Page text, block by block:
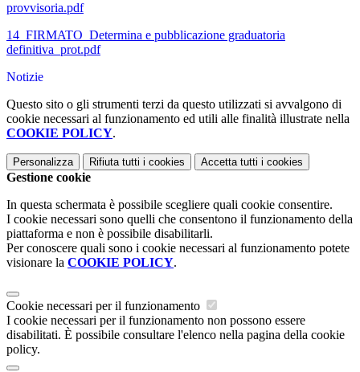
provvisoria.pdf
14_FIRMATO_Determina e pubblicazione graduatoria
definitiva_prot.pdf
Notizie
Questo sito o gli strumenti terzi da questo utilizzati si avvalgono di
cookie necessari al funzionamento ed utili alle finalità illustrate nella
COOKIE POLICY.
Personalizza Rifiuta tutti i cookies Accetta tutti i cookies
Gestione cookie
In questa schermata è possibile scegliere quali cookie consentire.
I cookie necessari sono quelli che consentono il funzionamento della
piattaforma e non è possibile disabilitarli.
Per conoscere quali sono i cookie necessari al funzionamento potete
visionare la COOKIE POLICY.
Cookie necessari per il funzionamento
I cookie necessari per il funzionamento non possono essere
disabilitati. È possibile consultare l'elenco nella pagina della cookie
policy.